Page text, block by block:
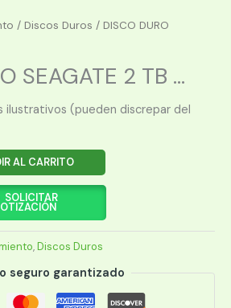
/ Discos Duros / DISCO DURO
SEAGATE 2 TB ...
ilustrativos (pueden discrepar del
AL CARRITO
SOLICITAR
,Discos Duros
seguro garantizado